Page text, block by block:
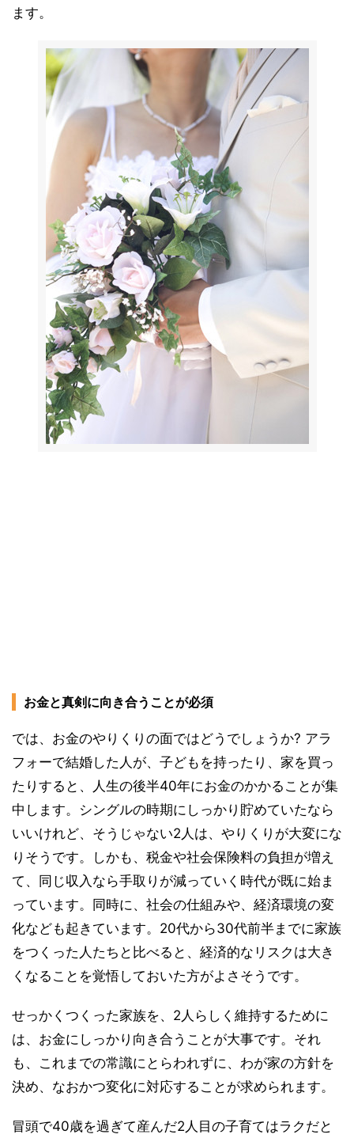
ます。
お金と真剣に向き合うことが必須
では、お金のやりくりの面ではどうでしょうか? アラ
フォーで結婚した人が、子どもを持ったり、家を買っ
たりすると、人生の後半40年にお金のかかることが集
中します。シングルの時期にしっかり貯めていたなら
いいけれど、そうじゃない2人は、やりくりが大変にな
りそうです。しかも、税金や社会保険料の負担が増え
て、同じ収入なら手取りが減っていく時代が既に始ま
っています。同時に、社会の仕組みや、経済環境の変
化なども起きています。20代から30代前半までに家族
をつくった人たちと比べると、経済的なリスクは大き
くなることを覚悟しておいた方がよさそうです。
せっかくつくった家族を、2人らしく維持するために
は、お金にしっかり向き合うことが大事です。それ
も、これまでの常識にとらわれずに、わが家の方針を
決め、なおかつ変化に対応することが求められます。
冒頭で40歳を過ぎて産んだ2人目の子育てはラクだと